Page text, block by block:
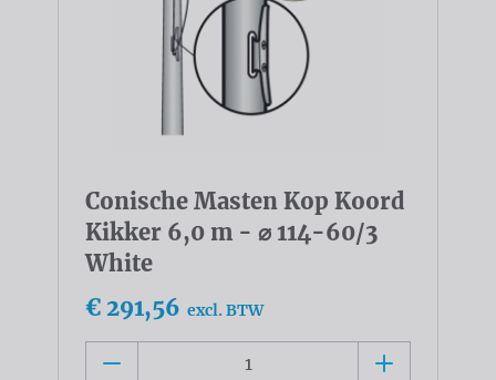
Conische Masten Kop Koord
Kikker 6,0 m - ⌀ 114-60/3
White
€ 291,56 excl. BTW